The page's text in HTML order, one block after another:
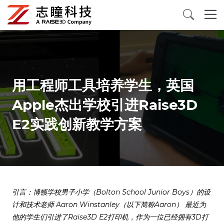
三维扫描仪
3D打印材料
配件及消耗品
应用案例
关于我们
用工程师工具培养学生，英国
Apple杰出学校引进Raise3D
E2实践创新教学方案
引言：博顿学校男子小学（Bolton School Junior Boys）的设
计和技术老师 Aaron Winstanley（以下简称Aaron） 最近为
他的学生们引进了Raise3D E2打印机，作为一位已经拥有3D打